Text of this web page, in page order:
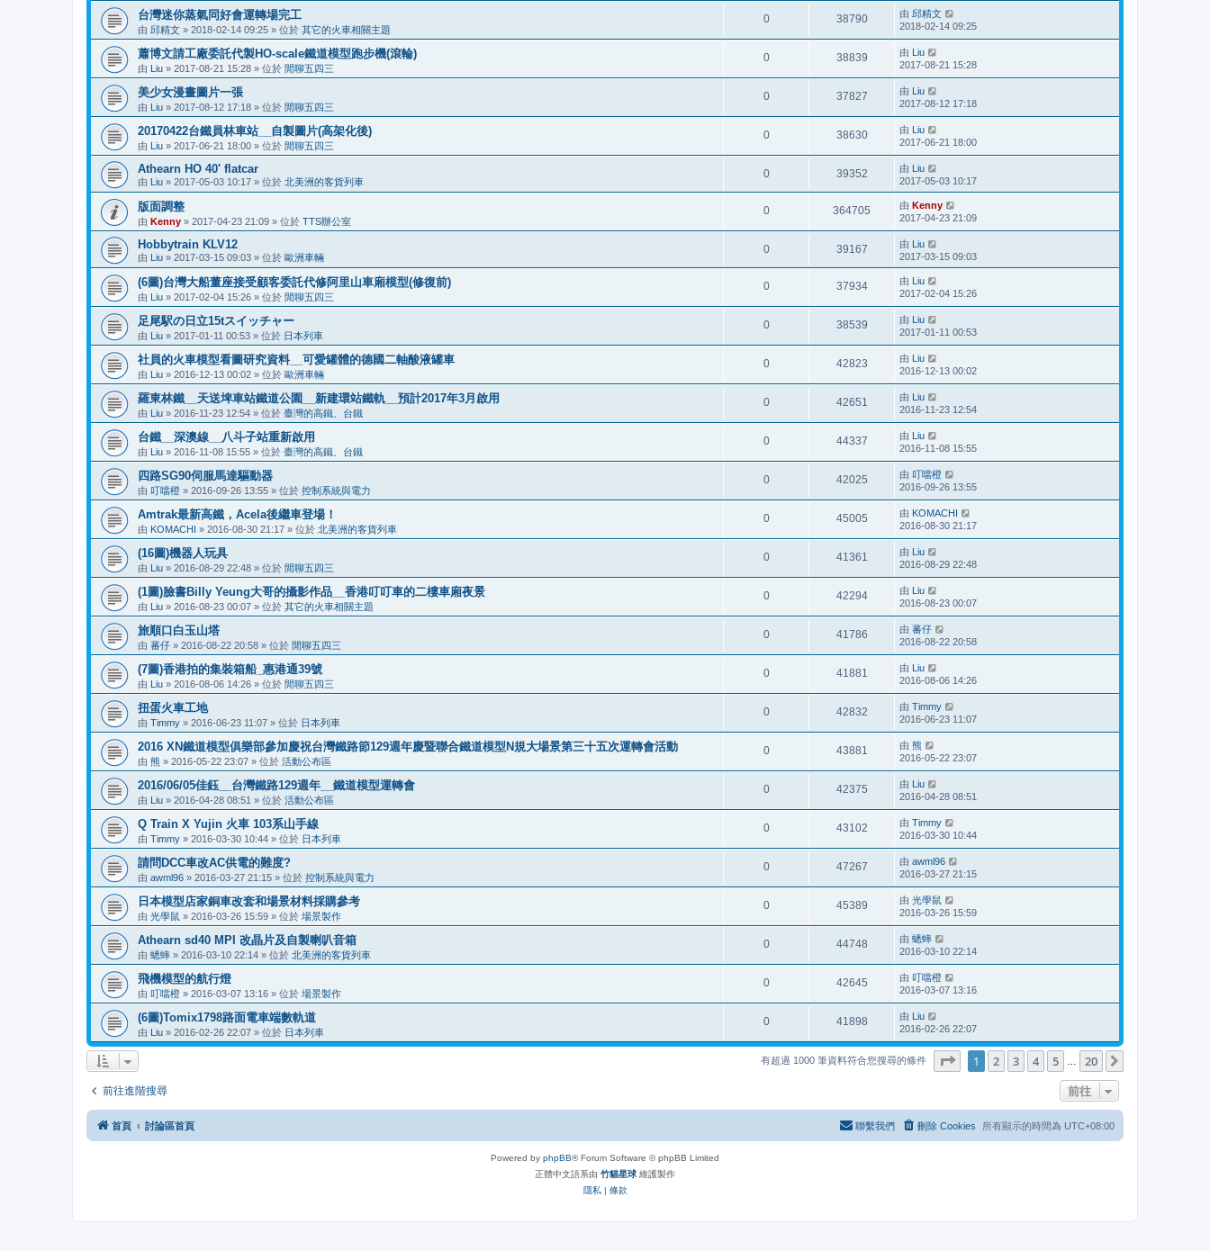
台灣迷你蒸氣同好會運轉場完工
由 邱精文 » 2018-02-14 09:25 » 位於 其它的火車相關主題
0 38790 由 邱精文
2018-02-14 09:25
蕭博文請工廠委託代製HO-scale鐵道模型跑步機(滾輪)
由 Liu » 2017-08-21 15:28 » 位於 閒聊五四三
0 38839 由 Liu
2017-08-21 15:28
美少女漫畫圖片一張
由 Liu » 2017-08-12 17:18 » 位於 閒聊五四三
0 37827 由 Liu
2017-08-12 17:18
20170422台鐵員林車站__自製圖片(高架化後)
由 Liu » 2017-06-21 18:00 » 位於 閒聊五四三
0 38630 由 Liu
2017-06-21 18:00
Athearn HO 40' flatcar
由 Liu » 2017-05-03 10:17 » 位於 北美洲的客貨列車
0 39352 由 Liu
2017-05-03 10:17
版面調整
由 Kenny » 2017-04-23 21:09 » 位於 TTS辦公室
0 364705 由 Kenny
2017-04-23 21:09
Hobbytrain KLV12
由 Liu » 2017-03-15 09:03 » 位於 歐洲車輛
0 39167 由 Liu
2017-03-15 09:03
(6圖)台灣大船董座接受顧客委託代修阿里山車廂模型(修復前)
由 Liu » 2017-02-04 15:26 » 位於 閒聊五四三
0 37934 由 Liu
2017-02-04 15:26
足尾駅の日立15tスイッチャー
由 Liu » 2017-01-11 00:53 » 位於 日本列車
0 38539 由 Liu
2017-01-11 00:53
社員的火車模型看圖研究資料__可愛罐體的德國二軸酸液罐車
由 Liu » 2016-12-13 00:02 » 位於 歐洲車輛
0 42823 由 Liu
2016-12-13 00:02
羅東林鐵__天送埤車站鐵道公園__新建環站鐵軌__預計2017年3月啟用
由 Liu » 2016-11-23 12:54 » 位於 臺灣的高鐵、台鐵
0 42651 由 Liu
2016-11-23 12:54
台鐵__深澳線__八斗子站重新啟用
由 Liu » 2016-11-08 15:55 » 位於 臺灣的高鐵、台鐵
0 44337 由 Liu
2016-11-08 15:55
四路SG90伺服馬達驅動器
由 叮噹橙 » 2016-09-26 13:55 » 位於 控制系統與電力
0 42025 由 叮噹橙
2016-09-26 13:55
Amtrak最新高鐵，Acela後繼車登場！
由 KOMACHI » 2016-08-30 21:17 » 位於 北美洲的客貨列車
0 45005 由 KOMACHI
2016-08-30 21:17
(16圖)機器人玩具
由 Liu » 2016-08-29 22:48 » 位於 閒聊五四三
0 41361 由 Liu
2016-08-29 22:48
(1圖)臉書Billy Yeung大哥的攝影作品__香港叮叮車的二樓車廂夜景
由 Liu » 2016-08-23 00:07 » 位於 其它的火車相關主題
0 42294 由 Liu
2016-08-23 00:07
旅順口白玉山塔
由 蕃仔 » 2016-08-22 20:58 » 位於 閒聊五四三
0 41786 由 蕃仔
2016-08-22 20:58
(7圖)香港拍的集裝箱船_惠港通39號
由 Liu » 2016-08-06 14:26 » 位於 閒聊五四三
0 41881 由 Liu
2016-08-06 14:26
扭蛋火車工地
由 Timmy » 2016-06-23 11:07 » 位於 日本列車
0 42832 由 Timmy
2016-06-23 11:07
2016 XN鐵道模型俱樂部參加慶祝台灣鐵路節129週年慶暨聯合鐵道模型N規大場景第三十五次運轉會活動
由 熊 » 2016-05-22 23:07 » 位於 活動公布區
0 43881 由 熊
2016-05-22 23:07
2016/06/05佳鈺__台灣鐵路129週年__鐵道模型運轉會
由 Liu » 2016-04-28 08:51 » 位於 活動公布區
0 42375 由 Liu
2016-04-28 08:51
Q Train X Yujin 火車 103系山手線
由 Timmy » 2016-03-30 10:44 » 位於 日本列車
0 43102 由 Timmy
2016-03-30 10:44
請問DCC車改AC供電的難度?
由 awml96 » 2016-03-27 21:15 » 位於 控制系統與電力
0 47267 由 awml96
2016-03-27 21:15
日本模型店家銅車改套和場景材料採購參考
由 光學鼠 » 2016-03-26 15:59 » 位於 場景製作
0 45389 由 光學鼠
2016-03-26 15:59
Athearn sd40 MPI 改晶片及自製喇叭音箱
由 蟋蟀 » 2016-03-10 22:14 » 位於 北美洲的客貨列車
0 44748 由 蟋蟀
2016-03-10 22:14
飛機模型的航行燈
由 叮噹橙 » 2016-03-07 13:16 » 位於 場景製作
0 42645 由 叮噹橙
2016-03-07 13:16
(6圖)Tomix1798路面電車端數軌道
由 Liu » 2016-02-26 22:07 » 位於 日本列車
0 41898 由 Liu
2016-02-26 22:07
有超過 1000 筆資料符合您搜尋的條件 1頁 (共 20 頁)
1 2 3 4 5 20
前往進階搜尋 前往
首頁 討論區首頁 所有顯示的時間為 UTC+08:00
刪除 Cookies
聯繫我們
Powered by phpBB® Forum Software © phpBB Limited
正體中文語系由 竹貓星球 維護製作
隱私 | 條款